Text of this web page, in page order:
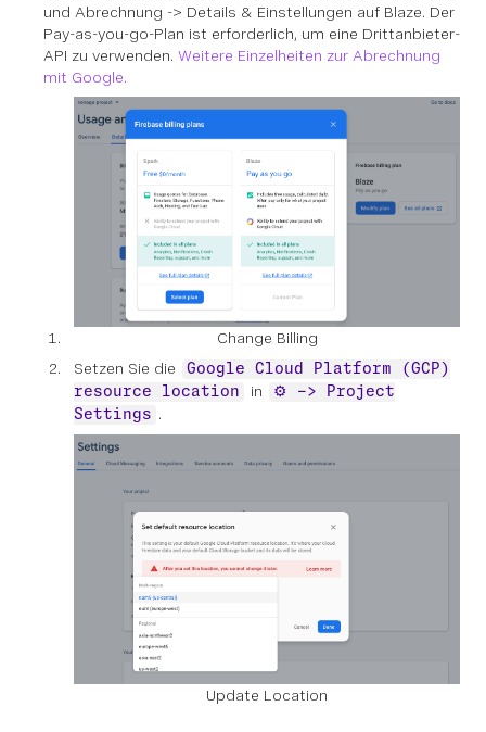
und Abrechnung -> Details & Einstellungen auf Blaze. Der
Pay-as-you-go-Plan ist erforderlich, um eine Drittanbieter-
API zu verwenden. Weitere Einzelheiten zur Abrechnung
mit Google.
Change Billing
Setzen Sie die
Google Cloud Platform (GCP)
resource location
in
⚙️ -> Project
Settings .
Update Location